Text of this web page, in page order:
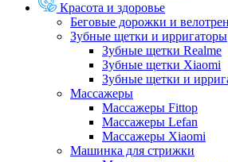
Красота и здоровье
Беговые дорожки и
Зубные щетки и ирригаторы
Зубные щетки Realme
Зубные щетки Xiaomi
Зубные щетки и
Массажеры
Массажеры Fittop
Массажеры Lefan
Массажеры Xiaomi
Машинка для стрижки